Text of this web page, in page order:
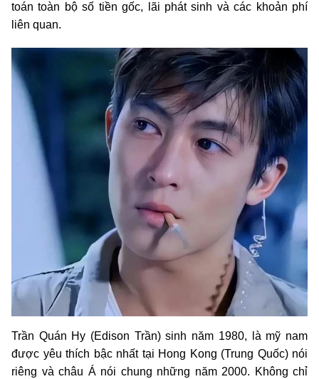
toán toàn bộ số tiền gốc, lãi phát sinh và các khoản phí
liên quan.
Trần Quán Hy (Edison Trần) sinh năm 1980, là mỹ nam
được yêu thích bậc nhất tại Hong Kong (Trung Quốc) nói
riêng và châu Á nói chung những năm 2000. Không chỉ